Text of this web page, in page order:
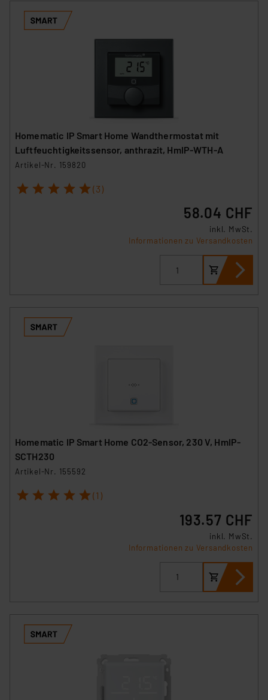
Überwachungsprogrammen verarbeiten, ohne dass
hiergegen Klagemöglichkeiten für Europäer bestehen.
sich auf die Standarddatenschutzklauseln der
Europäischen Kommission sowie einer eigenen
Beurteilung der mit der Datenübermittlung,
verbundenen Risiken.“
Impressum |Datenschutzerklärung
Homematic IP Smart Home Wandthermostat mit
Luftfeuchtigkeitssensor, anthrazit, HmIP-WTH-A
Artikel-Nr. 159820
1 2 3 4 5 (3)
58.04 CHF
inkl. MwSt.
Informationen zu Versandkosten
Homematic IP Smart Home CO2-Sensor, 230 V, HmIP-
SCTH230
Artikel-Nr. 155592
1 2 3 4 5 (1)
193.57 CHF
inkl. MwSt.
Informationen zu Versandkosten